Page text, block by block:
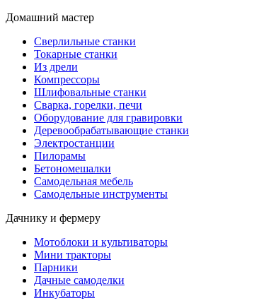
Домашний мастер
Сверлильные станки
Токарные станки
Из дрели
Компрессоры
Шлифовальные станки
Сварка, горелки, печи
Оборудование для гравировки
Деревообрабатывающие станки
Электростанции
Пилорамы
Бетономешалки
Самодельная мебель
Самодельные инструменты
Дачнику и фермеру
Мотоблоки и культиваторы
Мини тракторы
Парники
Дачные самоделки
Инкубаторы